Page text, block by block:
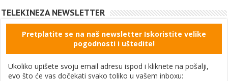
TELEKINEZA NEWSLETTER
Pretplatite se na naš newsletter Iskoristite velike
pogodnosti i uštedite!
Ukoliko upišete svoju email adresu ispod i kliknete na pošalji,
evo što će vas dočekati svako toliko u vašem inboxu: